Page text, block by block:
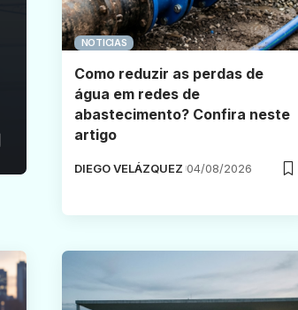
NOTICIAS
Como reduzir as perdas de
água em redes de
abastecimento? Confira neste
artigo
DIEGO VELÁZQUEZ 04/08/2026